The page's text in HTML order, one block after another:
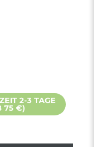
2-3 TAGE
75 €)